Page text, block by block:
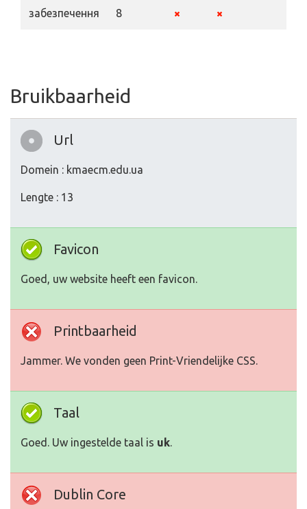
забезпечення 8
Bruikbaarheid
Url
Domein : kmaecm.edu.ua
Lengte : 13
Favicon
Goed, uw website heeft een favicon.
Printbaarheid
Jammer. We vonden geen Print-Vriendelijke CSS.
Taal
Goed. Uw ingestelde taal is uk.
Dublin Core